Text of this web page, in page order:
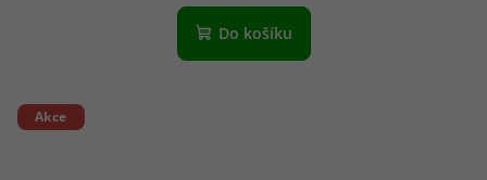
Do košíku
Akce